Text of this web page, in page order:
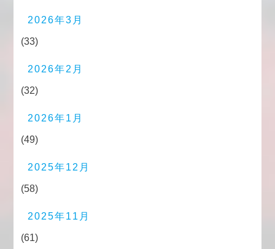
2026年3月
(33)
2026年2月
(32)
2026年1月
(49)
2025年12月
(58)
2025年11月
(61)